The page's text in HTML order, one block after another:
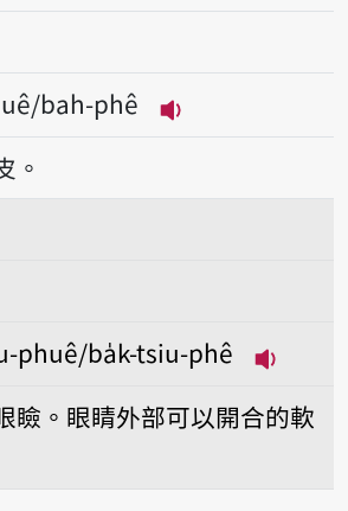
bah-phê
播放音讀bah-
。
phuê/ba̍k-tsiu-phê
瞼。眼睛外部可以開合的軟